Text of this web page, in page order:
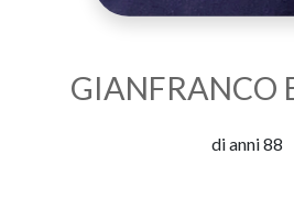
GIANFRANCO
di anni 88